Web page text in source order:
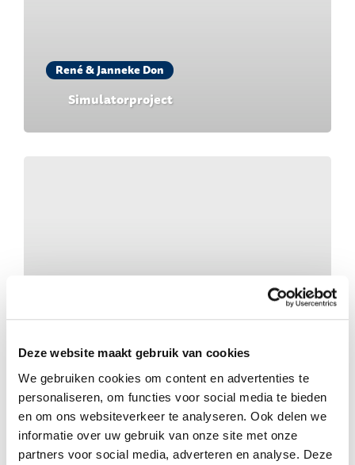
Deze website maakt gebruik van cookies
We gebruiken cookies om content en advertenties te
personaliseren, om functies voor social media te bieden
en om ons websiteverkeer te analyseren. Ook delen we
informatie over uw gebruik van onze site met onze
partners voor social media, adverteren en analyse. Deze
René & Janneke Don
Simulatorproject
Geen categorie
Dankbaarheid